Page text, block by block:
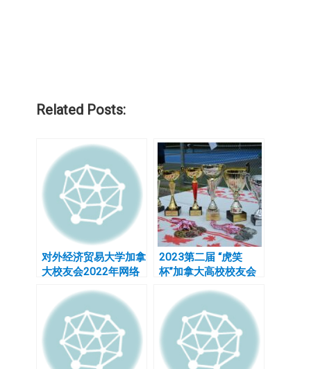
Related Posts:
对外经济贸易大学加拿
大校友会2022年网络
2023第二届 “虎笑
杯”加拿大高校校友会